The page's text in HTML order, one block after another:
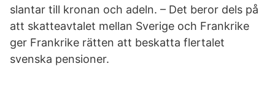
slantar till kronan och adeln. – Det beror dels på
att skatteavtalet mellan Sverige och Frankrike
ger Frankrike rätten att beskatta flertalet
svenska pensioner.